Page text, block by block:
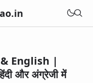
English |
और अंग्रेजी में